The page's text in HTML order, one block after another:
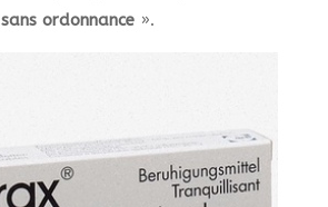
sans ordonnance».